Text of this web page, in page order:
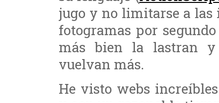
jugo y no limitarse a las
fotogramas por
más bien la lastran
vuelvan más.
He visto webs